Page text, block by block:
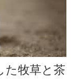
た牧草と茶